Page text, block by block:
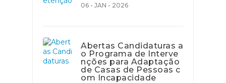
06 - JAN - 2026
Abertas Candidaturas a
o Programa de Interve
nções para Adaptação
de Casas de Pessoas c
om Incapacidade